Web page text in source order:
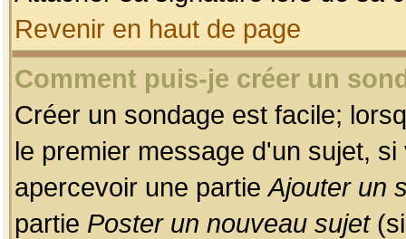
Revenir en haut de page
Comment puis-je créer un
Créer un sondage est facile;
le premier message d'un sujet,
apercevoir une partieAjouter un
partie Poster un nouveau sujet(si